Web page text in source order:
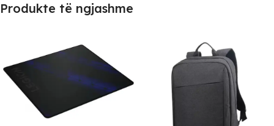
Produkte të ngjashme